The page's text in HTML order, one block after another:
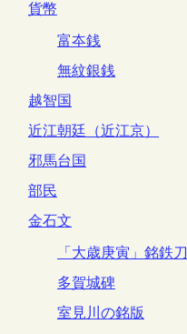
貨幣
富夲銭
無紋銀銭
越智国
近江朝廷（近江京）
邪馬台国
部民
金石文
「大歳庚寅」銘鉄刀
多賀城碑
室見川の銘版